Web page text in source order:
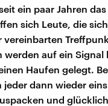
ein paar Jahren
sich Leute, die
vereinbarten
werden auf ein Signal
Haufen gelegt.
jeder dann wieder
und